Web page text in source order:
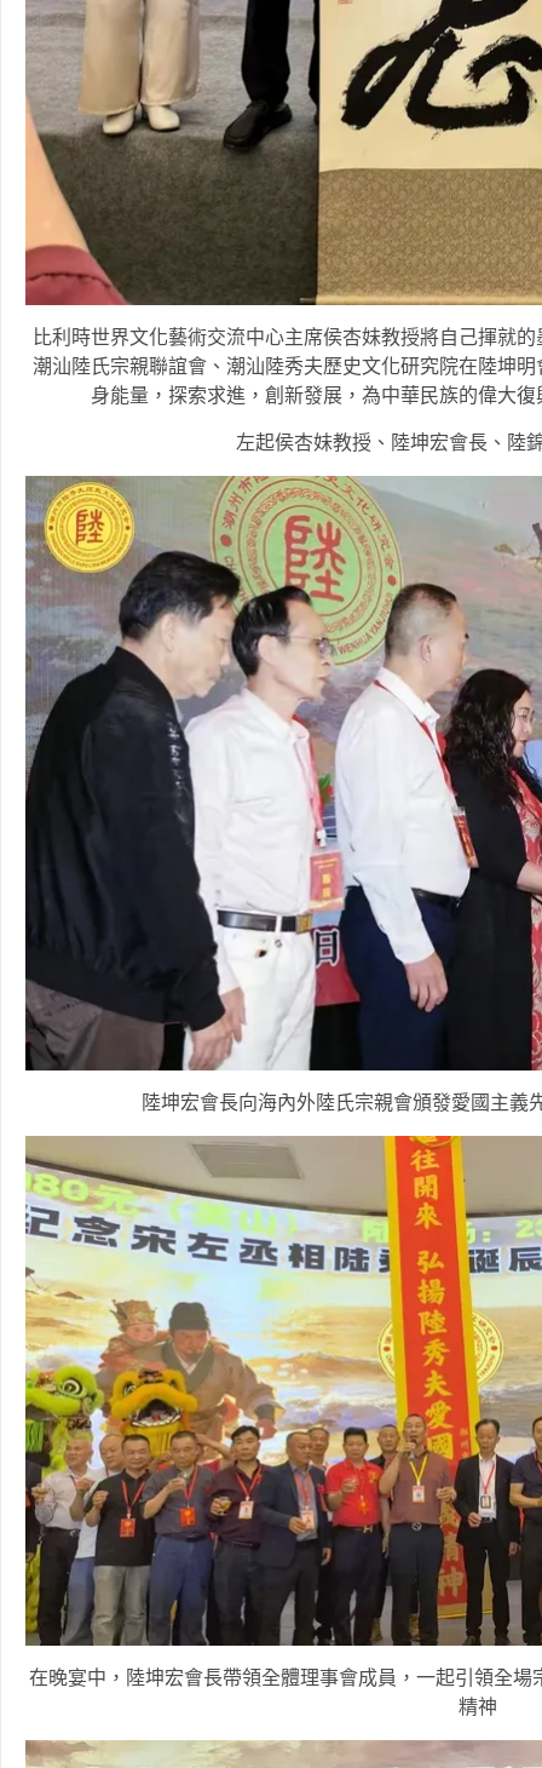
比利時世界文化藝術交流中心主席侯杏妹教授將自己揮就
潮汕陸氏宗親聯誼會、潮汕陸秀夫歷史文化研究院在陸坤
身能量，探索求進，創新發展，為中華民族的偉大
左起侯杏妹教授、陸坤宏會長、陸
陸坤宏會長向海內外陸氏宗親會頒發愛國主義
在晚宴中，陸坤宏會長帶領全體理事會成員，一起引領全
精神